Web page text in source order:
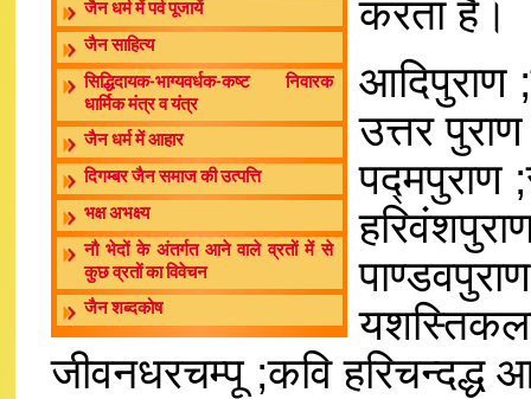
जैन धर्म में पर्व पूजायें
जैन साहित्य
सिद्धिदायक-भाग्यवर्धक-कष्ट निवारक
धार्मिक मंत्र व यंत्र
जैन धर्म में आहार
दिगम्बर जैन समाज की उत्पत्ति
भक्ष अभक्ष्य
नौ भेदों के अंतर्गत आने वाले व्रतों में से
कुछ व्रतों का विवेचन
जैन शब्दकोष
करता है।
आदिपुराण
उत्तर पुराण
पद्मपुराण
जीवनधरचम्पू ;कवि हरिचन्दद्ध